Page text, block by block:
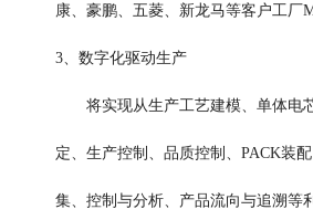
康、豪鹏、五菱、新龙马等客户工厂
3、数字化驱动生产
将实现从生产工艺建模、单体电
定、生产控制、品质控制、PACK装
集、控制与分析、产品流向与追溯等